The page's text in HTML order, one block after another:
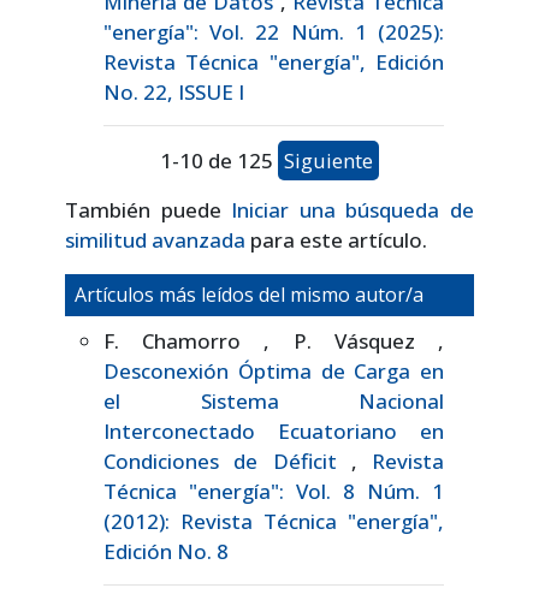
"energía": Vol. 22 Núm. 1 (2025):
Revista Técnica "energía", Edición
No. 22, ISSUE I
1-10 de 125 Siguiente
También puede Iniciar una búsqueda de
similitud avanzada para este artículo.
Artículos más leídos del mismo autor/a
F. Chamorro , P. Vásquez ,
Desconexión Óptima de Carga en
el Sistema Nacional
Interconectado Ecuatoriano en
Condiciones de Déficit , Revista
Técnica "energía": Vol. 8 Núm. 1
(2012): Revista Técnica "energía",
Edición No. 8